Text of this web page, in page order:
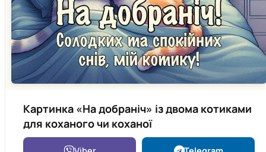
Картинка «На добраніч» із двома котиками
для коханого чи коханої